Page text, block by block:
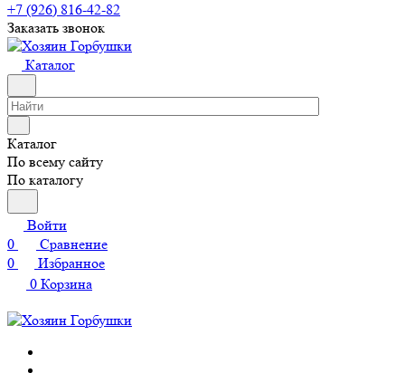
+7 (926) 816-42-82
Заказать звонок
Каталог
Каталог
По всему сайту
По каталогу
Войти
0
Сравнение
0
Избранное
0 Корзина